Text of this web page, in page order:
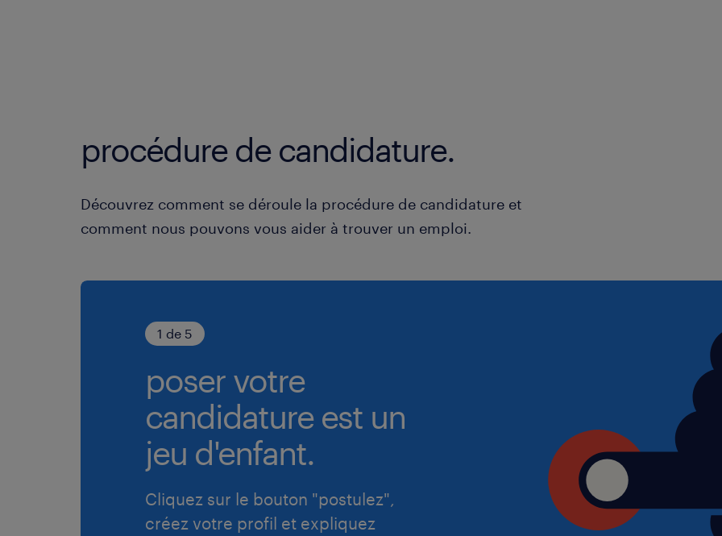
procédure de candidature.
Découvrez comment se déroule la procédure de candidature et
comment nous pouvons vous aider à trouver un emploi.
1 de 5
poser votre
candidature est un
jeu d'enfant.
Cliquez sur le bouton "postulez",
créez votre profil et expliquez